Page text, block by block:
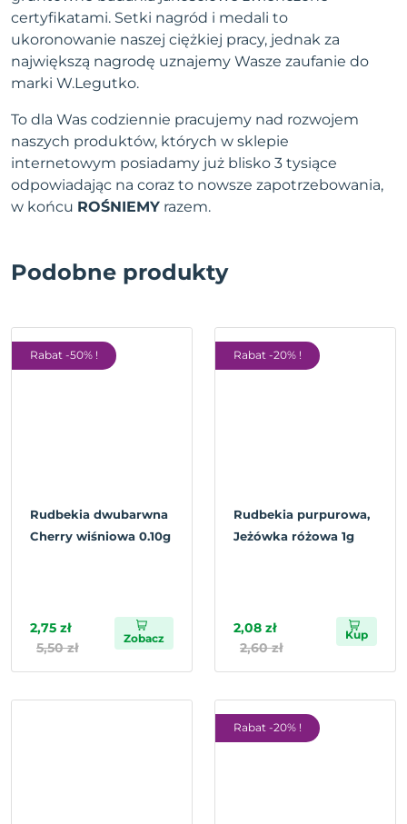
certyfikatami. Setki nagród i medali to
ukoronowanie naszej ciężkiej pracy, jednak za
największą nagrodę uznajemy Wasze zaufanie do
marki W.Legutko.
To dla Was codziennie pracujemy nad rozwojem
naszych produktów, których w sklepie
internetowym posiadamy już blisko 3 tysiące
odpowiadając na coraz to nowsze zapotrzebowania,
w końcu ROŚNIEMY razem.
Podobne produkty
Rabat -50% !
Rudbekia dwubarwna
Cherry wiśniowa 0.10g
2,75 zł
5,50 zł
Zobacz
Rabat -20% !
Rudbekia purpurowa,
Jeżówka różowa 1g
2,08 zł
2,60 zł
Kup
Rabat -20% !